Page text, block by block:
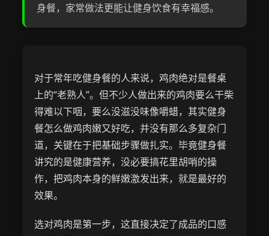
身餐，家常做法更能让健身饮食有幸福感。
对于常年吃健身餐的人来说，鸡肉绝对是餐桌
上的“老熟人”。但不少人做出来的鸡肉要么干柴
得难以下咽，要么没滋没味像嚼蜡，其实健身
餐怎么做鸡肉嫩又好吃，并没有那么多复杂门
道，关键在于把基础步骤做扎实。毕竟健身餐
讲究的是健康营养，没必要搞花里胡哨的操
作，把鸡肉本身的鲜嫩激发出来，就是最好的
效果。
选对鸡肉是第一步，这直接决定了成品的口感